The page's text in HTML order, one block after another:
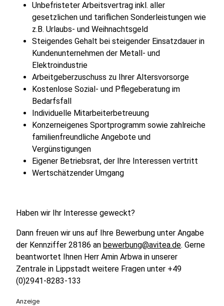
Unbefristeter Arbeitsvertrag inkl. aller
gesetzlichen und tariflichen Sonderleistungen wie
z.B. Urlaubs- und Weihnachtsgeld
Steigendes Gehalt bei steigender Einsatzdauer in
Kundenunternehmen der Metall- und
Elektroindustrie
Arbeitgeberzuschuss zu Ihrer Altersvorsorge
Kostenlose Sozial- und Pflegeberatung im
Bedarfsfall
Individuelle Mitarbeiterbetreuung
Konzerneigenes Sportprogramm sowie zahlreiche
familienfreundliche Angebote und
Vergünstigungen
Eigener Betriebsrat, der Ihre Interessen vertritt
Wertschätzender Umgang
Haben wir Ihr Interesse geweckt?
Dann freuen wir uns auf Ihre Bewerbung unter Angabe
der Kennziffer 28186 an bewerbung@avitea.de. Gerne
beantwortet Ihnen Herr Amin Arbwa in unserer
Zentrale in Lippstadt weitere Fragen unter +49
(0)2941-8283-133
Anzeige